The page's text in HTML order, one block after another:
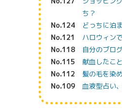
ち？
No.124 どっちに泊
No.121
ハロウィン
No.118
自分のブロ
No.115
献血したこ
No.112
髪の毛を染
No.109
血液型占い